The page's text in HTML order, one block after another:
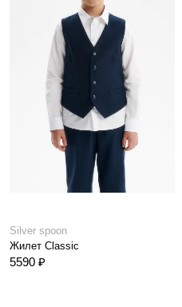
Silver spoon
Жилет Classic
5590 ₽